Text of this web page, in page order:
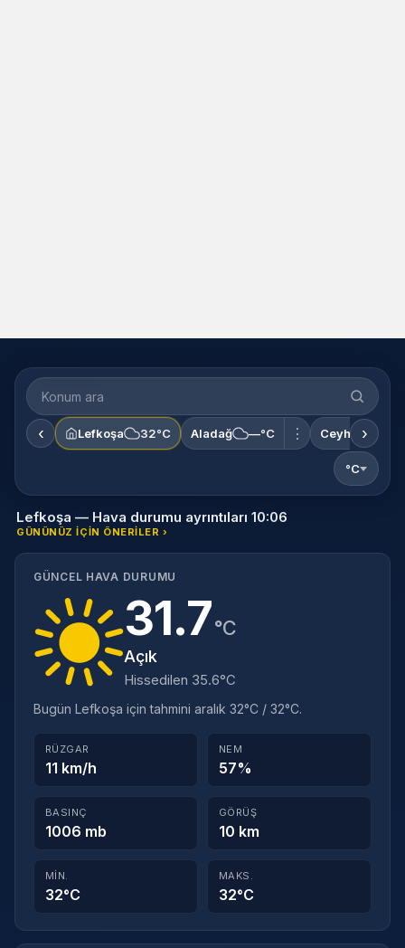
‹ Lefkoşa 32°C Aladağ —°C ⋮ Ceyhan›
°C
Lefkoşa — Hava durumu ayrıntıları 10:06
GÜNÜNÜZ IÇIN ÖNERILER ›
GÜNCEL HAVA DURUMU
31.7°C
Açık
Hissedilen 35.6°C
Bugün Lefkoşa için tahmini aralık 32°C / 32°C.
RÜZGAR
11 km/h
NEM
57%
BASINÇ
1006 mb
GÖRÜŞ
10 km
MIN.
32°C
MAKS.
32°C